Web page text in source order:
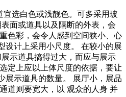
宜选白色或浅靓色。可多采用玻
面或道具以及隔断的外表，会
色彩，会令人感到空间狭小、心
设计上采用小尺度。 在较小的展
示道具搞得过大，而应与展示
定上应以上体尺度的依据，要让
展示道具的数量。 展厅小，展品
道则要宽大，以 观众的人身 并